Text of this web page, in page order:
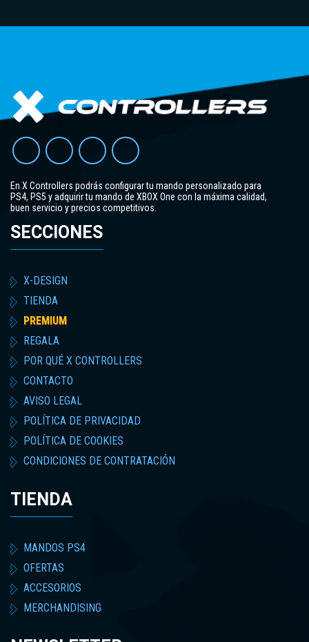
En X Controllers podrás configurar tu mando personalizado para
PS4, PS5 y adquirir tu mando de XBOX One con la máxima calidad,
buen servicio y precios competitivos.
SECCIONES
X-DESIGN
TIENDA
PREMIUM
REGALA
POR QUÉ X CONTROLLERS
CONTACTO
AVISO LEGAL
POLÍTICA DE PRIVACIDAD
POLÍTICA DE COOKIES
CONDICIONES DE CONTRATACIÓN
TIENDA
MANDOS PS4
OFERTAS
ACCESORIOS
MERCHANDISING